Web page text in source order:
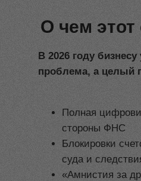
О чем
В 2026 году
проблема, а целый
Полная
стороны ФНС
Блокировки
суда и
«Амнистия за